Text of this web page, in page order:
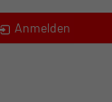
Anmelden